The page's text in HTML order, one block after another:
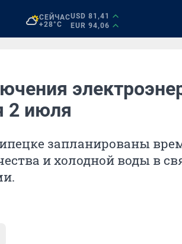
СЕЙЧАС
+28°C
USD 81,41
EUR 94,06
2 июля
запланированы
и холодной воды в